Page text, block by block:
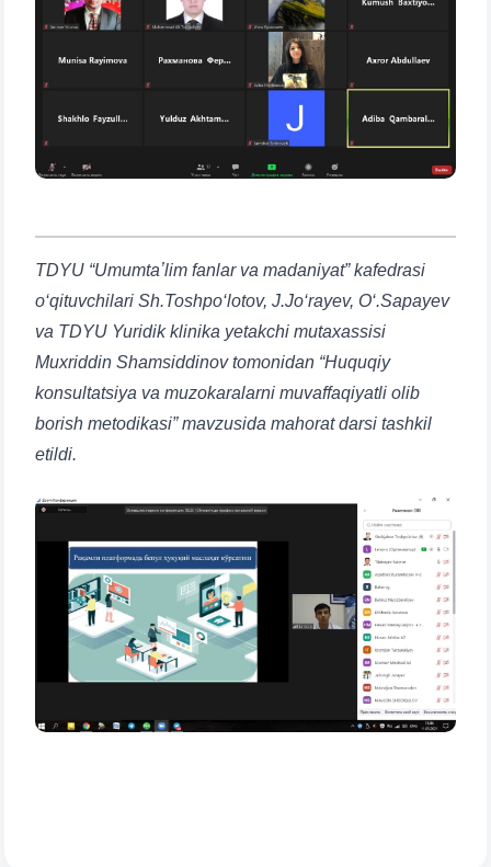
TDYU “Umumtaʼlim fanlar va madaniyat” kafedrasi
o‘qituvchilari Sh.Toshpo‘lotov, J.Jo‘rayev, O‘.Sapayev
va TDYU Yuridik klinika yetakchi mutaxassisi
Muxriddin Shamsiddinov tomonidan “Huquqiy
konsultatsiya va muzokaralarni muvaffaqiyatli olib
borish metodikasi” mavzusida mahorat darsi tashkil
etildi.